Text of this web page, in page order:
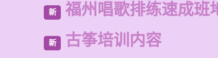
新 福州唱歌排练速成班
新 古筝培训内容